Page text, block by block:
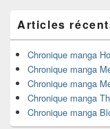
principale
de
widget
pour
barre
latérale
Articles
Chronique manga
Chronique manga
Chronique manga
Chronique manga
Chronique manga